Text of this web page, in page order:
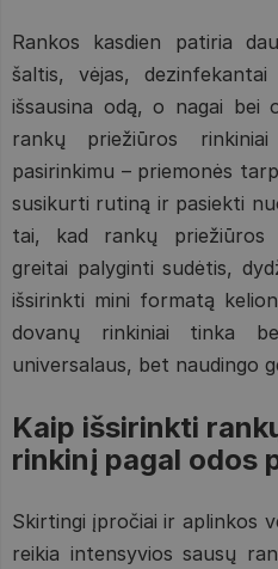
Rankos kasdien patiria
šaltis, vėjas,
išsausina odą, o nagai bei
rankų priežiūros
pasirinkimu – priemonės
susikurti rutiną ir pasiekti
tai, kad rankų priežiūros
greitai palyginti sudėtis,
išsirinkti mini formatą
dovanų rinkiniai tinka
universalaus, bet naudingo
Kaip išsirinkti
rinkinį pagal odos
Skirtingi įpročiai ir aplinkos
reikia intensyvios sausų